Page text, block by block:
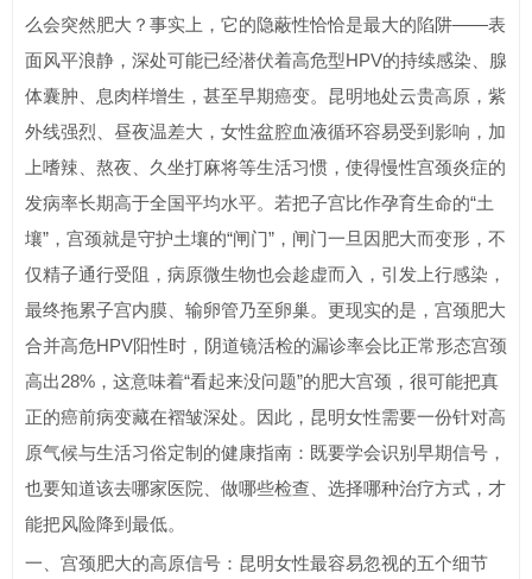
么会突然肥大？事实上，它的隐蔽性恰恰是最大的陷阱——表
面风平浪静，深处可能已经潜伏着高危型HPV的持续感染、腺
体囊肿、息肉样增生，甚至早期癌变。昆明地处云贵高原，紫
外线强烈、昼夜温差大，女性盆腔血液循环容易受到影响，加
上嗜辣、熬夜、久坐打麻将等生活习惯，使得慢性宫颈炎症的
发病率长期高于全国平均水平。若把子宫比作孕育生命的“土
壤”，宫颈就是守护土壤的“闸门”，闸门一旦因肥大而变形，不
仅精子通行受阻，病原微生物也会趁虚而入，引发上行感染，
最终拖累子宫内膜、输卵管乃至卵巢。更现实的是，宫颈肥大
合并高危HPV阳性时，阴道镜活检的漏诊率会比正常形态宫颈
高出28%，这意味着“看起来没问题”的肥大宫颈，很可能把真
正的癌前病变藏在褶皱深处。因此，昆明女性需要一份针对高
原气候与生活习俗定制的健康指南：既要学会识别早期信号，
也要知道该去哪家医院、做哪些检查、选择哪种治疗方式，才
能把风险降到最低。
一、宫颈肥大的高原信号：昆明女性最容易忽视的五个细节